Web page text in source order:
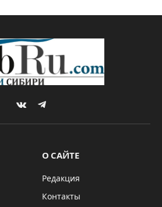
VKontakteTelegram
О САЙТЕ
Редакция
Контакты